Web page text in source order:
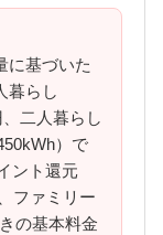
に基づいた
暮らし
二人暮らし
）で
ント還元
ファミリー
の基本料金